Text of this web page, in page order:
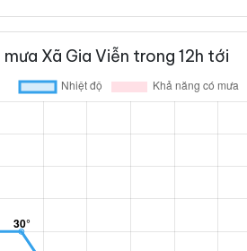
Xã Gia Viễn trong 12h tới